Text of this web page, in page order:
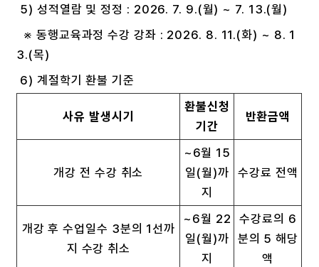
5) 성적열람 및 정정 : 2026. 7. 9.(월) ~ 7. 13.(월)
※ 동행교육과정 수강 강좌 : 2026. 8. 11.(화) ~ 8. 1
3.(목)
6) 계절학기 환불 기준
사유 발생시기
환불신청
기간
반환금액
개강 전 수강 취소
~6월 15
일(월)까
지
수강료 전액
개강 후 수업일수 3분의 1선까
지 수강 취소
~6월 22
일(월)까
지
수강료의 6
분의 5 해당
액